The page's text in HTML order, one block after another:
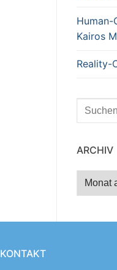
Human-
Kairos
Reality-
Suchen
nach:
ARCHIV
Archiv
KONTAKT